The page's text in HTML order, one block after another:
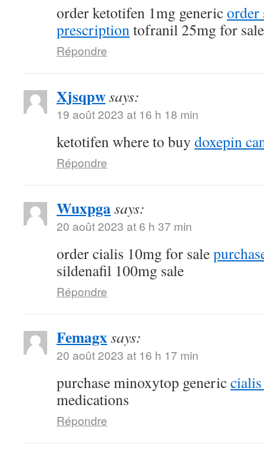
order ketotifen 1mg genericorder
prescriptiontofranil 25mg for sale
Répondre
Xjsqpwsays:
19 août 2023 at 16 h 18 min
ketotifen where to buy doxepin
Répondre
Wuxpgasays:
20 août 2023 at 6 h 37 min
order cialis 10mg for sale
sildenafil 100mg sale
Répondre
Femagxsays:
20 août 2023 at 16 h 17 min
purchase minoxytop generic
medications
Répondre